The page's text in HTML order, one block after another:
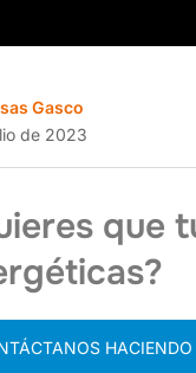
Gasco
de 2023
que